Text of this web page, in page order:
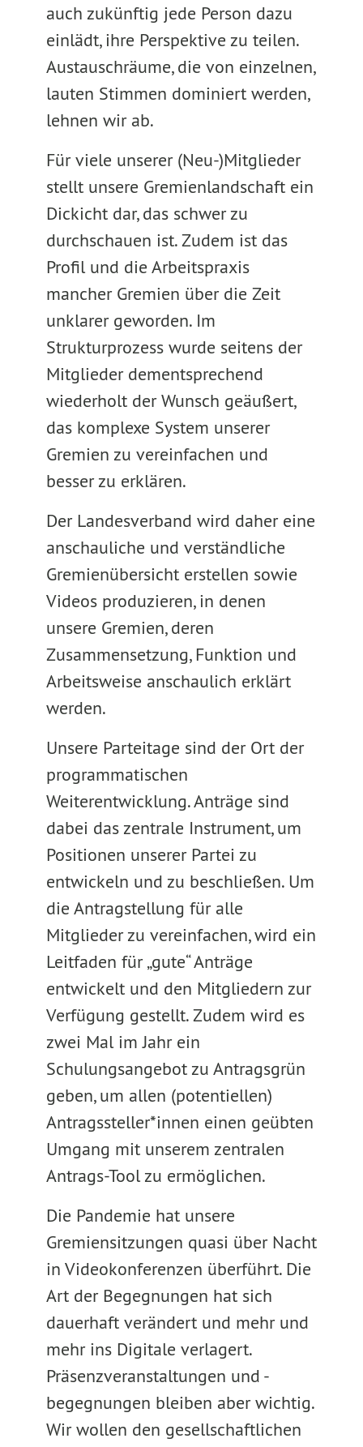
auch zukünftig jede Person dazu
einlädt, ihre Perspektive zu teilen.
Austauschräume, die von einzelnen,
lauten Stimmen dominiert werden,
lehnen wir ab.
Für viele unserer (Neu-)Mitglieder
stellt unsere Gremienlandschaft ein
Dickicht dar, das schwer zu
durchschauen ist. Zudem ist das
Profil und die Arbeitspraxis
mancher Gremien über die Zeit
unklarer geworden. Im
Strukturprozess wurde seitens der
Mitglieder dementsprechend
wiederholt der Wunsch geäußert,
das komplexe System unserer
Gremien zu vereinfachen und
besser zu erklären.
Der Landesverband wird daher eine
anschauliche und verständliche
Gremienübersicht erstellen sowie
Videos produzieren, in denen
unsere Gremien, deren
Zusammensetzung, Funktion und
Arbeitsweise anschaulich erklärt
werden.
Unsere Parteitage sind der Ort der
programmatischen
Weiterentwicklung. Anträge sind
dabei das zentrale Instrument, um
Positionen unserer Partei zu
entwickeln und zu beschließen. Um
die Antragstellung für alle
Mitglieder zu vereinfachen, wird ein
Leitfaden für „gute“ Anträge
entwickelt und den Mitgliedern zur
Verfügung gestellt. Zudem wird es
zwei Mal im Jahr ein
Schulungsangebot zu Antragsgrün
geben, um allen (potentiellen)
Antragssteller*innen einen geübten
Umgang mit unserem zentralen
Antrags-Tool zu ermöglichen.
Die Pandemie hat unsere
Gremiensitzungen quasi über Nacht
in Videokonferenzen überführt. Die
Art der Begegnungen hat sich
dauerhaft verändert und mehr und
mehr ins Digitale verlagert.
Präsenzveranstaltungen und -
begegnungen bleiben aber wichtig.
Wir wollen den gesellschaftlichen